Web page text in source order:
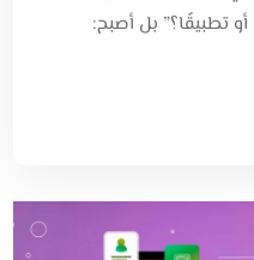
تطبيقًا؟” بل أصبح: